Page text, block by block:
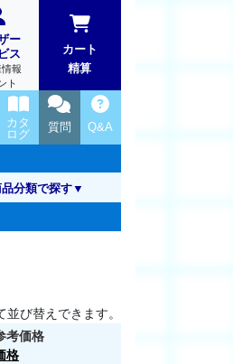
ー
ス
報
ト
カート
精算
Q&A
質問
カタ
ログ
分類で探す
び替えできます。
考価格
格